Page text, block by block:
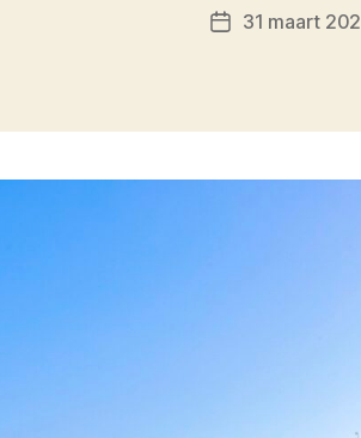
Berichtdatum
31 maart